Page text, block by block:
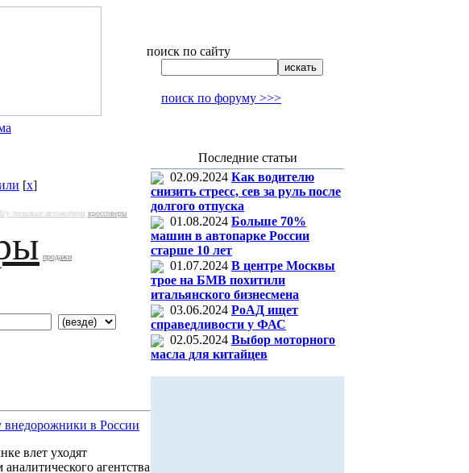
поиск по сайту
поиск по форуму >>>
[x]
б/у легковые автомобили кроссоверы
продажи
внедорожники в России
влет уходят
агентства
Последние статьи
02.09.2024 Как водителю
снизить стресс, сев за руль после
долгого отпуска
01.08.2024 Больше 70%
машин в автопарке России
старше 10 лет
01.07.2024 В центре Москвы
трое на БМВ похитили
итальянского бизнесмена
03.06.2024 РоАД ищет
справедливости у ФАС
02.05.2024 Выбор моторного
масла для китайцев